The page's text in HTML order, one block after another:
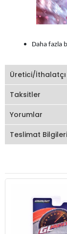
Daha fazla
Üretici/
Taksitler
Yorumlar
Teslimat Bilgileri